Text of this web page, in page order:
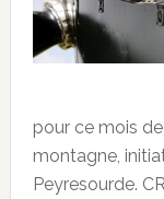
pour ce mois
montagne,
Peyresourde.